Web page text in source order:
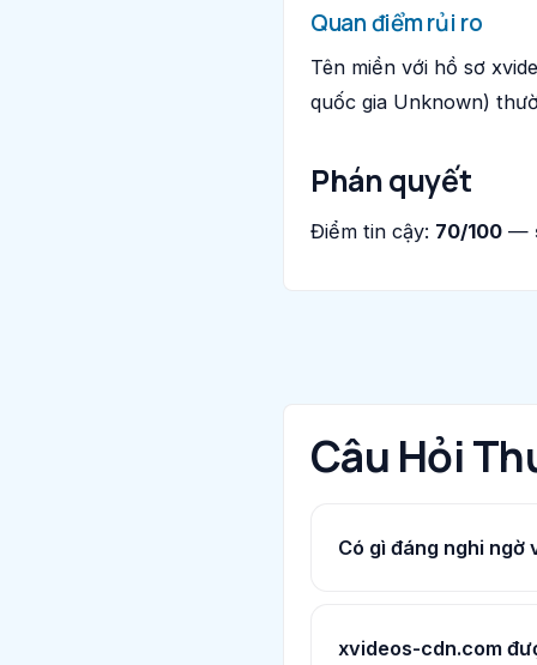
Quan điểm rủi ro
Tên miền với hồ sơ
quốc gia Unknown)
Phán quyết
Điểm tin cậy: 70/100 —
Câu Hỏi
Có gì đáng nghi
xvideos-cdn.com